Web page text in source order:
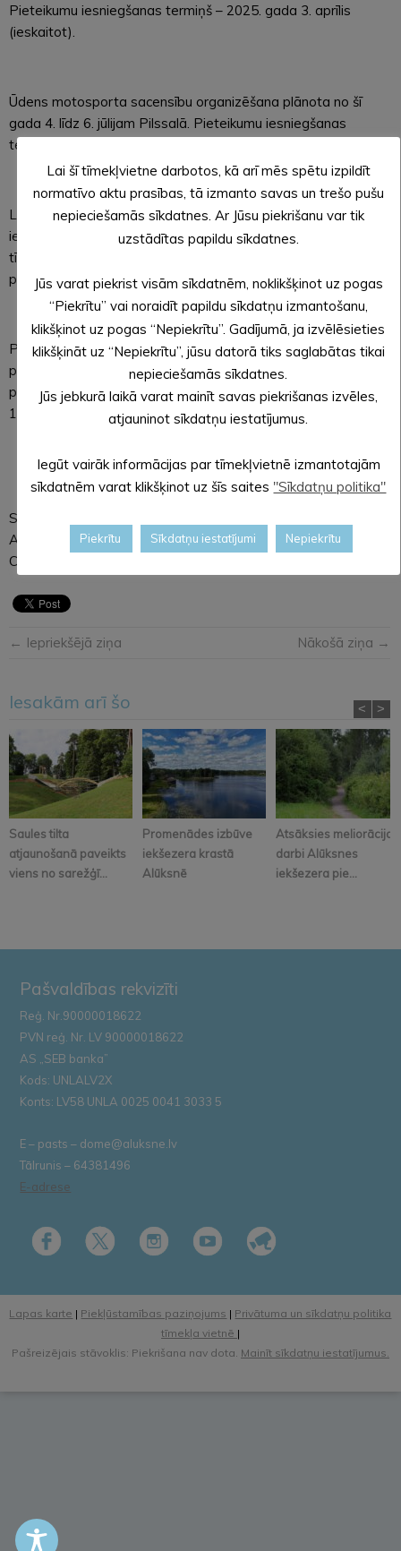
Pieteikumu iesniegšanas termiņš – 2025. gada 3. aprīlis
(ieskaitot).
Ūdens motosporta sacensību organizēšana plānota no šī
gada 4. līdz 6. jūlijam Pilssalā. Pieteikumu iesniegšanas
termiņš – 2025. gada 3. aprīlis (ieskaitot).
Lai iegūtu sīkāku informāciju, ikviens interesents aicināts
iepazīties ar konkursu noteikumiem, kas publicēti pašvaldības
tīmekļvietnē
pieejamas arī veidlapas pieteikuma aizpildīšanai.
Pieteikumi projektu konkursiem jāiesniedz elektroniski e-
pastā
albjss@aluksne.lv, parakstīti ar drošu elektronisko
parakstu, vai personīgi Alūksnes Sporta centrā, Jāņkalna ielā
17A, Alūksnē, LV-4301.
SAGATAVOJA: Lāsma ĒVELE,
Alūksnes novada pašvaldības
Centrālās administrācijas sabiedrisko attiecību speciāliste
← Iepriekšējā ziņa Nākošā ziņa →
Iesakām arī šo
Saules tilta
atjaunošanā paveikts
viens no sarežģī...
Promenādes izbūve
iekšezera krastā
Alūksnē
Atsāksies meliorācijas
darbi Alūksnes
iekšezera pie...
< >
Pašvaldības rekvizīti
Reģ. Nr.90000018622
PVN reģ. Nr. LV 90000018622
AS „SEB banka”
Kods: UNLALV2X
Konts: LV58 UNLA 0025 0041 3033 5
E – pasts – dome@aluksne.lv
Tālrunis – 64381496
E-adrese
Lapas karte | Piekļūstamības paziņojums | Privātuma un sīkdatņu politika
tīmekļa vietnē |
Pašreizējais stāvoklis: Piekrišana nav dota. Mainīt sīkdatņu iestatījumus.
Lai šī tīmekļvietne darbotos, kā arī mēs spētu izpildīt
normatīvo aktu prasības, tā izmanto savas un trešo pušu
nepieciešamās sīkdatnes. Ar Jūsu piekrišanu var tik
uzstādītas papildu sīkdatnes.
Jūs varat piekrist visām sīkdatnēm, noklikšķinot uz pogas
“Piekrītu” vai noraidīt papildu sīkdatņu izmantošanu,
klikšķinot uz pogas “Nepiekrītu”. Gadījumā, ja izvēlēsieties
klikšķināt uz “Nepiekrītu”, jūsu datorā tiks saglabātas tikai
nepieciešamās sīkdatnes.
Jūs jebkurā laikā varat mainīt savas piekrišanas izvēles,
atjauninot sīkdatņu iestatījumus.
Iegūt vairāk informācijas par tīmekļvietnē izmantotajām
sīkdatnēm varat klikšķinot uz šīs saites "Sīkdatņu politika"
Piekrītu Sīkdatņu iestatījumi Nepiekrītu